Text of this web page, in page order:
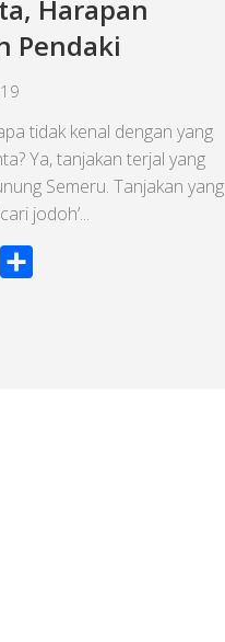
Harapan
Pendaki
tidak kenal dengan yang
Ya, tanjakan terjal yang
Semeru. Tanjakan yang
jodoh’...
Line